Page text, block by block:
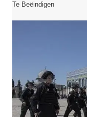
Te Beëindigen